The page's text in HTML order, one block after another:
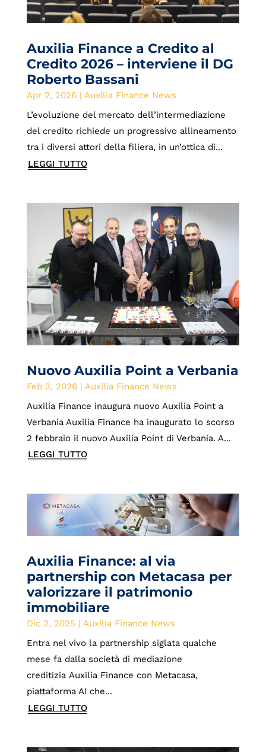
Auxilia Finance a Credito al
Credito 2026 – interviene il DG
Roberto Bassani
Apr 2, 2026| Auxilia Finance News
L’evoluzione del mercato dell’intermediazione
del credito richiede un progressivo allineamento
tra i diversi attori della filiera, in un’ottica di...
LEGGI TUTTO
Nuovo Auxilia Point a Verbania
Feb 3, 2026| Auxilia Finance News
Auxilia Finance inaugura nuovo Auxilia Point a
Verbania Auxilia Finance ha inaugurato lo scorso
2 febbraio il nuovo Auxilia Point di Verbania. A...
LEGGI TUTTO
Auxilia Finance: al via
partnership con Metacasa per
valorizzare il patrimonio
immobiliare
Dic 2, 2025
Auxilia Finance News
Entra nel vivo la partnership siglata qualche
mese fa dalla società di mediazione
creditizia Auxilia Finance con Metacasa,
piattaforma AI che...
LEGGI TUTTO